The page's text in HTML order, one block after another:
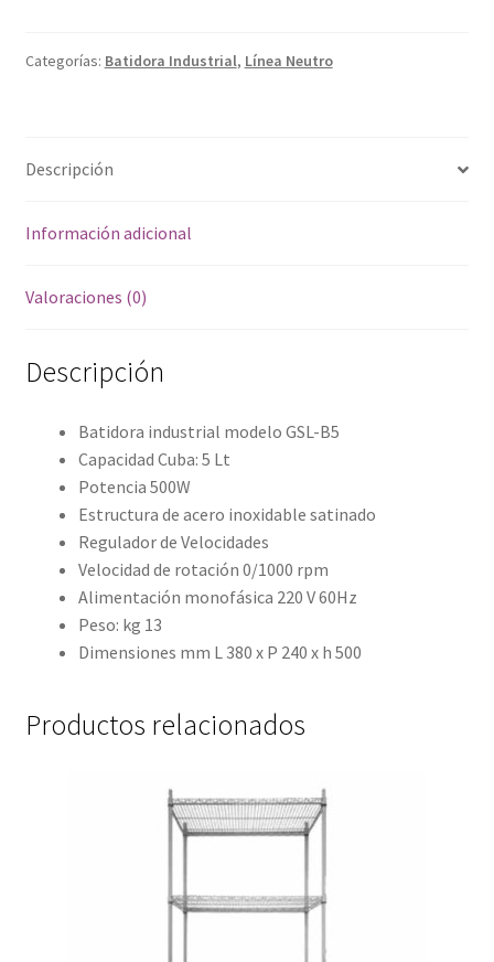
cantidad
Categorías: Batidora Industrial, Línea Neutro
Descripción
Información adicional
Valoraciones (0)
Descripción
Batidora industrial modelo GSL-B5
Capacidad Cuba: 5 Lt
Potencia 500W
Estructura de acero inoxidable satinado
Regulador de Velocidades
Velocidad de rotación 0/1000 rpm
Alimentación monofásica 220 V 60Hz
Peso: kg 13
Dimensiones mm L 380 x P 240 x h 500
Productos relacionados